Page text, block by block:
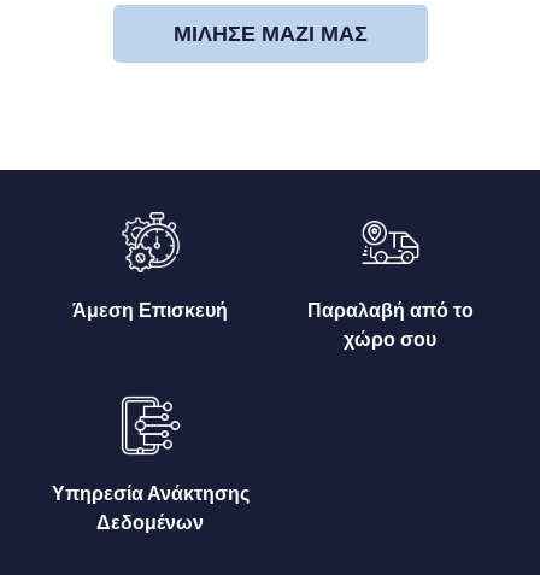
ΜΊΛΗΣΕ ΜΑΖΊ ΜΑΣ
Άμεση Επισκευή
Παραλαβή από το
χώρο σου
Υπηρεσία Ανάκτησης
Δεδομένων